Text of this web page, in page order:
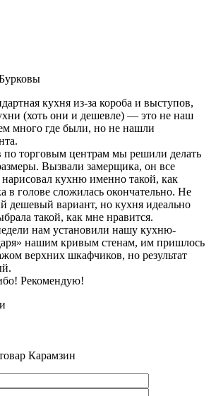
кухня из-за короба и выступов,
(хоть они и дешевле) — это не наш
много где были, но не нашли
по торговым центрам мы решили делать
Вызвали замерщика, он все
кухню именно такой, как
в голове сложилась окончательно. Не
дешевый вариант, но кухня идеально
такой, как мне нравится.
нам установили нашу кухню-
нашим кривым стенам, им пришлось
верхних шкафчиков, но результат
Рекомендую!
Карамзин